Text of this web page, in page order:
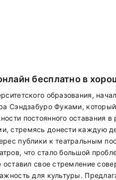
бесплатно в
образования,
Сэндзабуро Фуками,
постоянного оставания в
стремясь донести каждую
публики к театральным
что стало большой
свое стремление
для культуры.